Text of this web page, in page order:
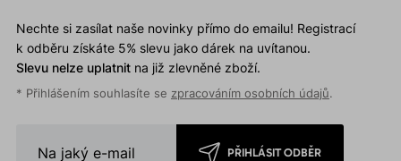
Nechte si zasílat naše novinky přímo do emailu! Registrací
k odběru získáte 5% slevu jako dárek na uvítanou.
Slevu nelze uplatnitna již zlevněné zboží.
* Přihlášením souhlasíte se zpracováním osobních údajů.
PŘIHLÁSIT ODBĚR